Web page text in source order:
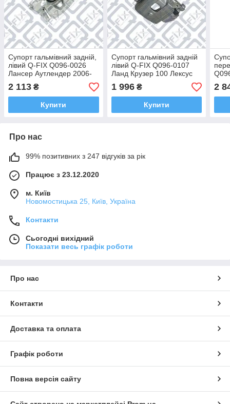
Супорт гальмівний задній,
лівий Q-FIX Q096-0026
Лансер Аутлендер 2006-
2012 MN116309
2 113 ₴
Купити
Супорт гальмівний задній
лівий Q-FIX Q096-0107
Ланд Крузер 100 Лексус
LX 2001-2008 47750-
60101,
1 996₴
Купити
2
Про нас
99% позитивних з 247 відгуків за рік
Працює з 23.12.2020
м. Київ
Новомостицька 25, Київ, Україна
Контакти
Сьогодні вихідний
Показати весь графік роботи
Про нас
Контакти
Доставка та оплата
Графік роботи
Повна версія сайту